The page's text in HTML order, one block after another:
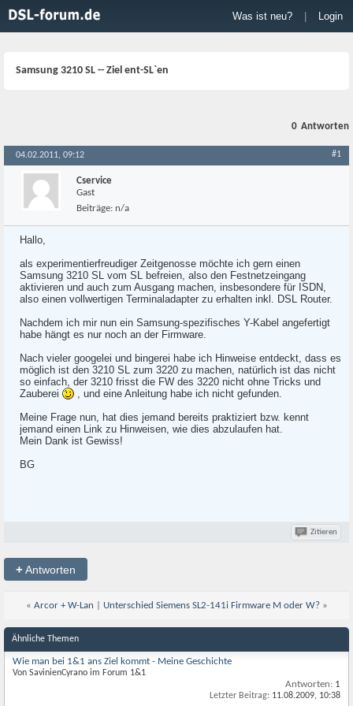
Was ist neu? Login
Samsung 3210 SL -- Ziel ent-SL`en
0 Antworten
04.02.2011, 09:12 #1
Cservice
Gast
Beiträge: n/a
Hallo,
als experimentierfreudiger Zeitgenosse möchte ich gern einen
Samsung 3210 SL vom SL befreien, also den Festnetzeingang
aktivieren und auch zum Ausgang machen, insbesondere für ISDN,
also einen vollwertigen Terminaladapter zu erhalten inkl. DSL Router.
Nachdem ich mir nun ein Samsung-spezifisches Y-Kabel angefertigt
habe hängt es nur noch an der Firmware.
Nach vieler googelei und bingerei habe ich Hinweise entdeckt, dass es
möglich ist den 3210 SL zum 3220 zu machen, natürlich ist das nicht
so einfach, der 3210 frisst die FW des 3220 nicht ohne Tricks und
Zauberei
, und eine Anleitung habe ich nicht gefunden.
Meine Frage nun, hat dies jemand bereits praktiziert bzw. kennt
jemand einen Link zu Hinweisen, wie dies abzulaufen hat.
Mein Dank ist Gewiss!
BG
Zitieren
+Antworten
« Arcor + W-Lan Unterschied Siemens SL2-141i Firmware M oder W? »
Ähnliche Themen
Wie man bei 1&1 ans Ziel kommt - Meine Geschichte
Von SavinienCyrano im Forum 1&1
Antworten: 1
Letzter Beitrag: 11.08.2009, 10:38